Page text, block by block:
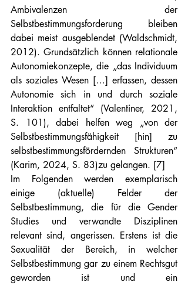
Ambivalenzen der
Selbstbestimmungsforderung bleiben
dabei meist ausgeblendet (Waldschmidt,
2012). Grundsätzlich können relationale
Autonomiekonzepte, die „das Individuum
als soziales Wesen […] erfassen, dessen
Autonomie sich in und durch soziale
Interaktion entfaltet“ (Valentiner, 2021,
S. 101), dabei helfen weg „von der
Selbstbestimmungsfähigkeit [hin] zu
selbstbestimmungsfördernden Strukturen“
(Karim, 2024, S. 83)zu gelangen. [7]
Im Folgenden werden exemplarisch
einige (aktuelle) Felder der
Selbstbestimmung, die für die Gender
Studies und verwandte Disziplinen
relevant sind, angerissen. Erstens ist die
Sexualität der Bereich, in welcher
Selbstbestimmung gar zu einem Rechtsgut
geworden ist und ein